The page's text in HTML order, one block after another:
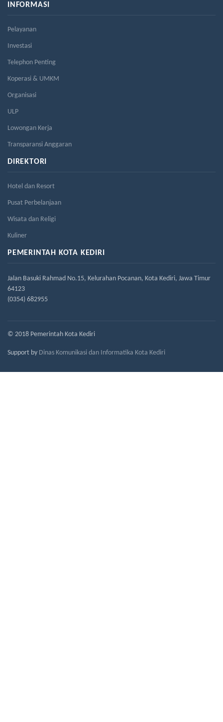
INFORMASI
Pelayanan
Investasi
Telephon Penting
Koperasi & UMKM
Organisasi
ULP
Lowongan Kerja
Transparansi Anggaran
DIREKTORI
Hotel dan Resort
Pusat Perbelanjaan
Wisata dan Religi
Kuliner
PEMERINTAH KOTA KEDIRI
Jalan Basuki Rahmad No.15, Kelurahan Pocanan, Kota Kediri, Jawa Timur
64123
(0354) 682955
© 2018 Pemerintah Kota Kediri
Support by Dinas Komunikasi dan Informatika Kota Kediri